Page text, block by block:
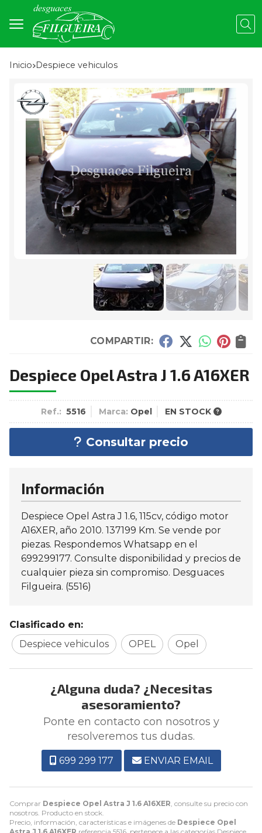
Inicio despiece vehiculos
COMPARTIR:
Despiece Opel Astra J 1.6 A16XER
Ref.: 5516 Marca: Opel EN STOCK
Consultar precio
Comprar Despiece Opel Astra J 1.6 A16XER , consulte su precio con
nosotros. Producto en stock.
Precio, información, características e imágenes de Despiece Opel
Información
Despiece Opel Astra J 1.6, 115cv, código motor
A16XER, año 2010. 137199 Km. Se vende por
piezas. Respondemos Whatsapp en el
699299177. Consulte disponibilidad y precios de
cualquier pieza sin compromiso. Desguaces
Filgueira. (5516)
Clasificado en:
Despiece vehiculos
OPEL Opel
¿Alguna duda? ¿Necesitas
asesoramiento?
Ponte en contacto con nosotros y
resolveremos tus dudas.
699 299 177 ENVIAR EMAIL